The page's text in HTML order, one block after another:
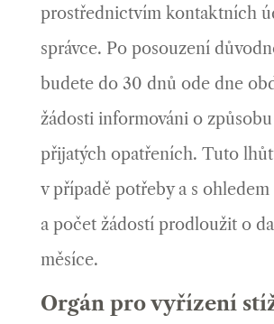
prostřednictvím kontaktních
správce. Po posouzení
budete do 30 dnů ode dne
žádosti informováni o
přijatých opatřeních. Tuto
v případě potřeby a s
a počet žádostí prodloužit o
měsíce.
Orgán pro vyřízení